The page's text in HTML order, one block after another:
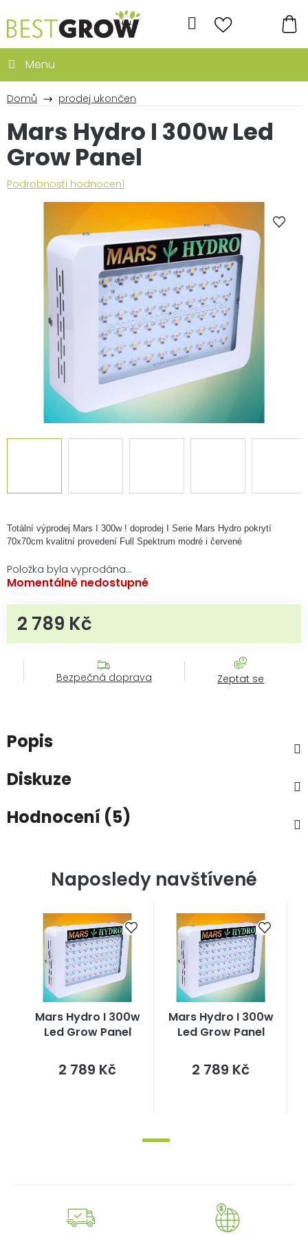
na
obsah
Hledat
Domů prodej ukončen
Totální výprodej Mars I 300w ! doprodej I Serie Mars Hydro pokrytí
70x70cm kvalitní provedení Full Spektrum modré i červené
Položka byla vyprodána…
Momentálně nedostupné
2 789 Kč
Bezpečná doprava Zeptat se
Mars Hydro I 300w Led
Grow Panel
Průměrné
hvězdiček.
Podrobnosti hodnocení
Popis
Diskuze
Hodnocení (5)
Naposledy navštívené
Mars Hydro I 300w
Led Grow Panel
2 789 Kčcena:
Mars Hydro I 300w
Led Grow Panel
2 789 Kčcena: